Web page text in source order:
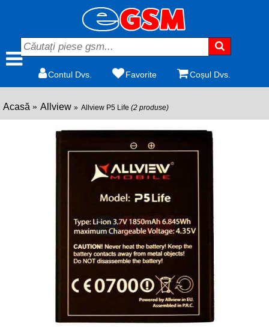
Contul Dvs. Favorite Coșul Dvs.
Acasă Allview Allview P5 Life (2 produse)